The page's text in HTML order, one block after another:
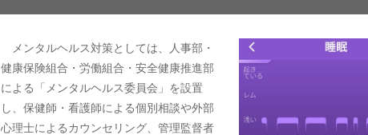
メンタルヘルス対策としては、人事部・
健康保険組合・労働組合・安全健康推進部
による「メンタルヘルス委員会」を設置
し、保健師・看護師による個別相談や外部
心理士によるカウンセリング、管理監督者